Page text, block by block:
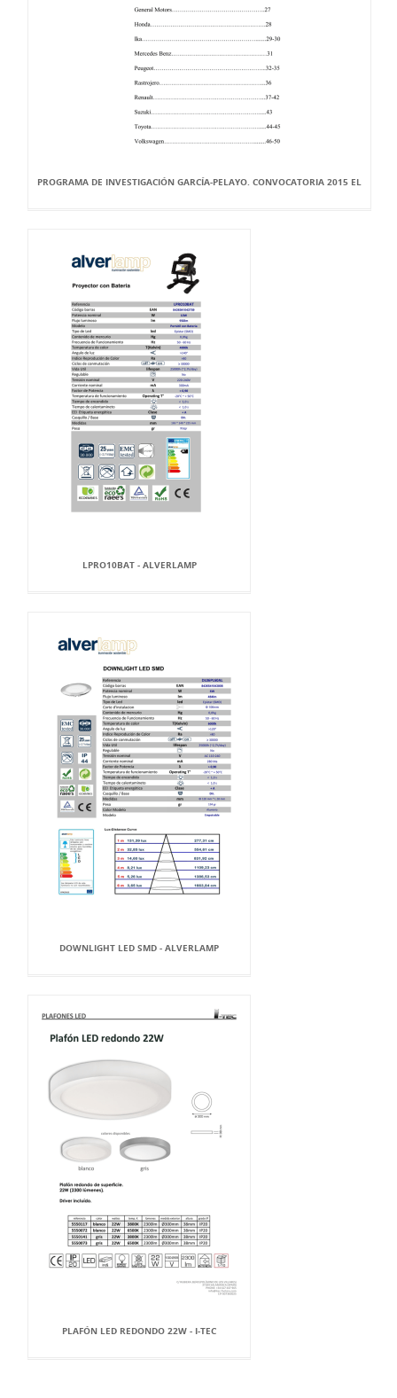
PROGRAMA DE INVESTIGACIÓN GARCÍA-PELAYO. CONVOCATORIA 2015 EL
LPRO10BAT - ALVERLAMP
DOWNLIGHT LED SMD - ALVERLAMP
PLAFÓN LED REDONDO 22W - I-TEC